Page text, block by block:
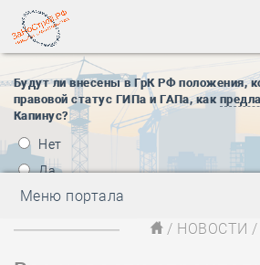
Будут ли внесены в ГрК РФ положения,
правовой статус ГИПа и ГАПа, как
Капинус?
Нет
Да
Меню портала
/ НОВОСТИ /